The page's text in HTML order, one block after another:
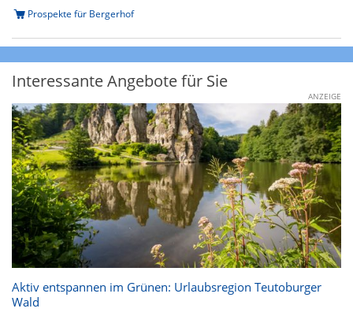
Prospekte für Bergerhof
Interessante Angebote für Sie
ANZEIGE
Aktiv entspannen im Grünen: Urlaubsregion Teutoburger
Wald